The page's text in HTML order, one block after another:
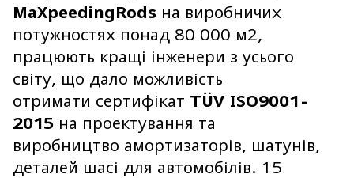
MaXpeedingRods на виробничих
потужностях понад 80 000 м2,
працюють кращі інженери з усього
світу, що дало можливість
отримати сертифікат TÜV ISO9001-
2015 на проектування та
виробництво амортизаторів, шатунів,
деталей шасі для автомобілів. 15